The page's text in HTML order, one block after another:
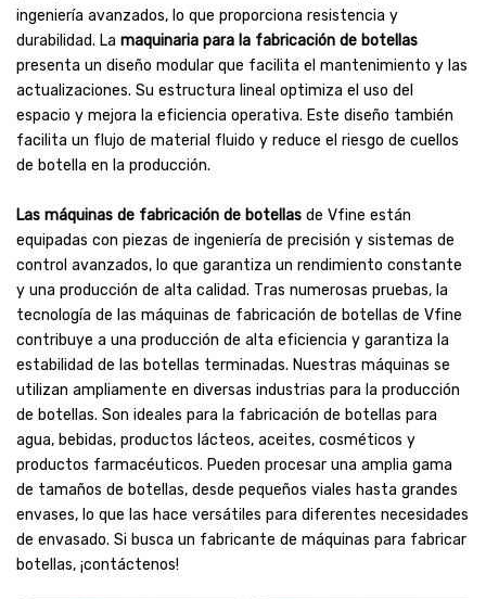
ingeniería avanzados, lo que proporciona resistencia y
durabilidad. La maquinaria para la fabricación de botellas
presenta un diseño modular que facilita el mantenimiento y las
actualizaciones. Su estructura lineal optimiza el uso del
espacio y mejora la eficiencia operativa. Este diseño también
facilita un flujo de material fluido y reduce el riesgo de cuellos
de botella en la producción.
Las máquinas de fabricación de botellas de Vfine están
equipadas con piezas de ingeniería de precisión y sistemas de
control avanzados, lo que garantiza un rendimiento constante
y una producción de alta calidad. Tras numerosas pruebas, la
tecnología de las máquinas de fabricación de botellas de Vfine
contribuye a una producción de alta eficiencia y garantiza la
estabilidad de las botellas terminadas. Nuestras máquinas se
utilizan ampliamente en diversas industrias para la producción
de botellas. Son ideales para la fabricación de botellas para
agua, bebidas, productos lácteos, aceites, cosméticos y
productos farmacéuticos. Pueden procesar una amplia gama
de tamaños de botellas, desde pequeños viales hasta grandes
envases, lo que las hace versátiles para diferentes necesidades
de envasado. Si busca un fabricante de máquinas para fabricar
botellas, ¡contáctenos!